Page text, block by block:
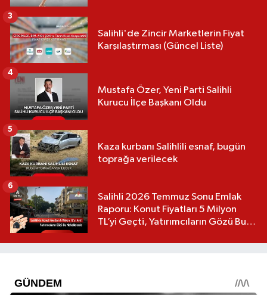
Salihli'de Zincir Marketlerin Fiyat
Karşılaştırması (Güncel Liste)
3
Mustafa Özer, Yeni Parti Salihli
Kurucu İlçe Başkanı Oldu
4
Kaza kurbanı Salihlili esnaf, bugün
toprağa verilecek
5
Salihli 2026 Temmuz Sonu Emlak
Raporu: Konut Fiyatları 5 Milyon
TL’yi Geçti, Yatırımcıların Gözü Bu
6